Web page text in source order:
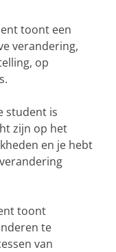
toont een
verandering,
op
student is
zijn op het
en je hebt
toont
te
van